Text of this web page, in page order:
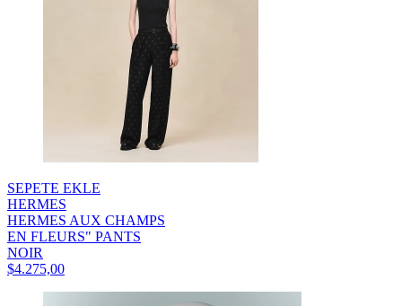
SEPETE EKLE
HERMES
HERMES AUX CHAMPS
EN FLEURS" PANTS
NOIR
$4.275,00